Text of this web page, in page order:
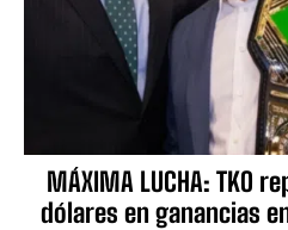
MÁXIMA LUCHA: TKO
dólares en ganancias